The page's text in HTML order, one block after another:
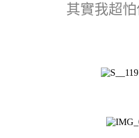
其實我超